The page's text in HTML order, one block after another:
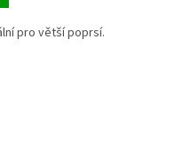
pro větší poprsí.